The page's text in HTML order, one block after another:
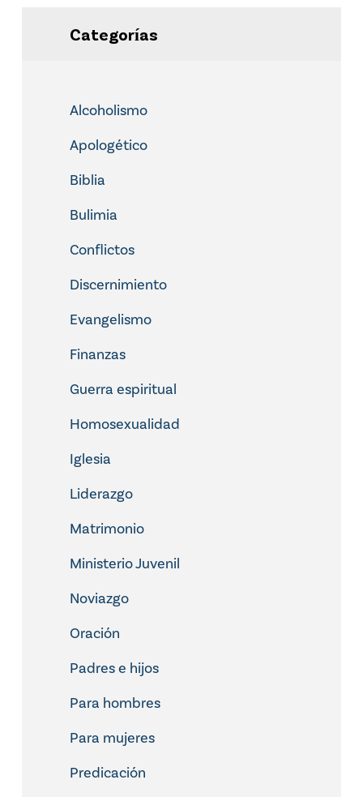
Categorías
Alcoholismo
Apologético
Biblia
Bulimia
Conflictos
Discernimiento
Evangelismo
Finanzas
Guerra espiritual
Homosexualidad
Iglesia
Liderazgo
Matrimonio
Ministerio Juvenil
Noviazgo
Oración
Padres e hijos
Para hombres
Para mujeres
Predicación